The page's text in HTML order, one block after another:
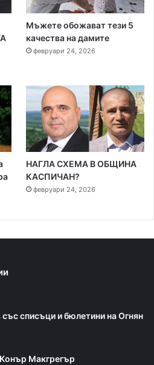
Мъжете обожават тези 5
качества на дамите
февруари 24, 2026
НАГЛА СХЕМА В ОБЩИНА
КАСПИЧАН?
февруари 24, 2026
списъци и бюлетини на Огнян
Макгрегър